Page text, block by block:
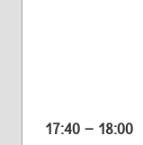
17:40 – 18:00